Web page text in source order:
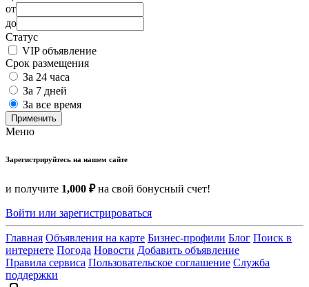
от
до
Статус
VIP объявление
Срок размещения
За 24 часа
За 7 дней
За все время
Применить
Меню
Зарегистрируйтесь на нашем сайте
и получите 1,000 ₽на свой бонусный счет!
Войти или зарегистрироваться
Главная Объявления на карте Бизнес-профили Блог Поиск в
интернете Погода Новости Добавить объявление
Правила сервиса Пользовательское соглашение Служба
поддержки